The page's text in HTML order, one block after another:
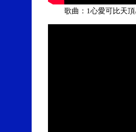
歌曲：1心愛可比天